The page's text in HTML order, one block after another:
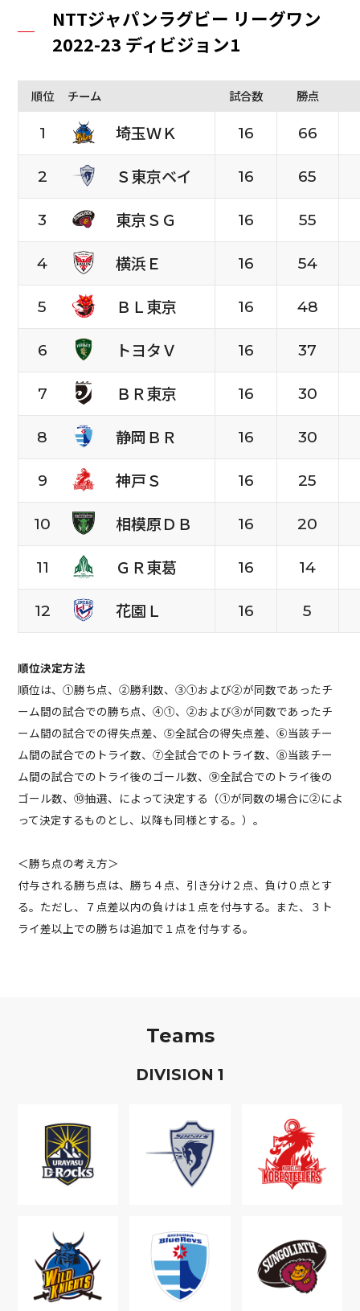
NTTジャパンラグビー リーグワン
2022-23 ディビジョン1
順位 チーム 試合数 勝点
1 埼玉ＷＫ 16 66
2 Ｓ東京ベイ 16 65
3 東京ＳＧ 16 55
4 横浜Ｅ 16 54
5 ＢＬ東京 16 48
6 トヨタＶ 16 37
7 ＢＲ東京 16 30
8 静岡ＢＲ 16 30
9 神戸Ｓ 16 25
10 相模原ＤＢ 16 20
11 ＧＲ東葛 16 14
12 花園Ｌ 16 5
順位決定方法
順位は、①勝ち点、②勝利数、③①および②が同数であったチ
ーム間の試合での勝ち点、④①、②および③が同数であったチ
ーム間の試合での得失点差、⑤全試合の得失点差、⑥当該チー
ム間の試合でのトライ数、⑦全試合でのトライ数、⑧当該チー
ム間の試合でのトライ後のゴール数、⑨全試合でのトライ後の
ゴール数、⑩抽選、によって決定する（①が同数の場合に②によ
って決定するものとし、以降も同様とする。）。
＜勝ち点の考え方＞
付与される勝ち点は、勝ち４点、引き分け２点、負け０点とす
る。ただし、７点差以内の負けは１点を付与する。また、３ト
ライ差以上での勝ちは追加で１点を付与する。
Teams
DIVISION 1